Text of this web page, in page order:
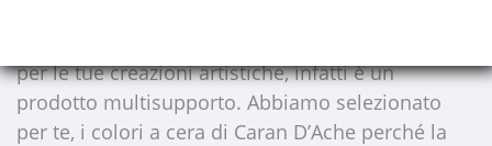
per le tue creazioni artistiche, infatti è un
prodotto multisupporto. Abbiamo selezionato
per te, i colori a cera di Caran D’Ache perché la